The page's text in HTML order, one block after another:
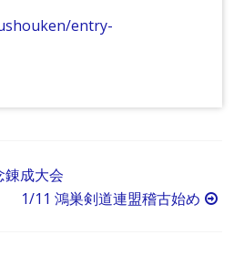
entry-
錬成大会
1/11 鴻巣剣道連盟稽古始め